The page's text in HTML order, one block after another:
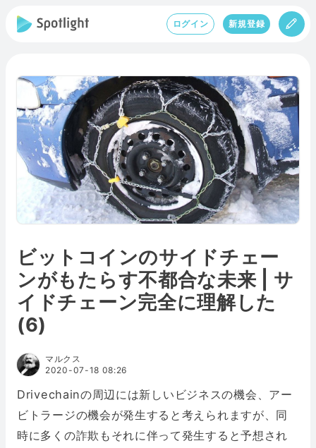
ログイン 新規登録
ビットコインのサイドチェー
ンがもたらす不都合な未来 | サ
イドチェーン完全に理解した
(6)
マルクス
2020-07-18 08:26
Drivechainの周辺には新しいビジネスの機会、アー
ビトラージの機会が発生すると考えられますが、同
時に多くの詐欺もそれに伴って発生すると予想され